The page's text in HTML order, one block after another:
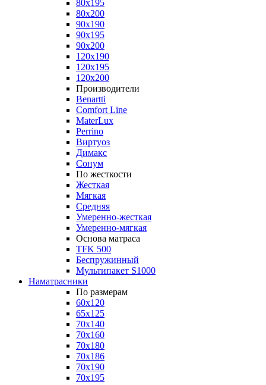
80x195
80x200
90x190
90x195
90x200
120x190
120x195
120x200
Производители
Benartti
Comfort Line
MaterLux
Perrino
Виртуоз
Димакс
Сонум
По жесткости
Жесткая
Мягкая
Средняя
Умеренно-жесткая
Умеренно-мягкая
Основа матраса
TFK 500
Беспружинный
Мультипакет S1000
Наматрасники
По размерам
60x120
65x125
70x140
70x160
70x180
70x186
70x190
70x195